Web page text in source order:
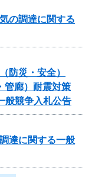
の調達に関する
防災・安全）
管廊）耐震対策
般競争入札公告
達に関する一般